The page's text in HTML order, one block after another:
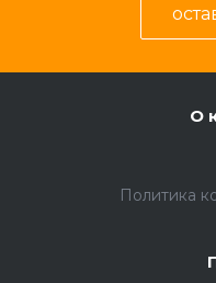
О
Политика